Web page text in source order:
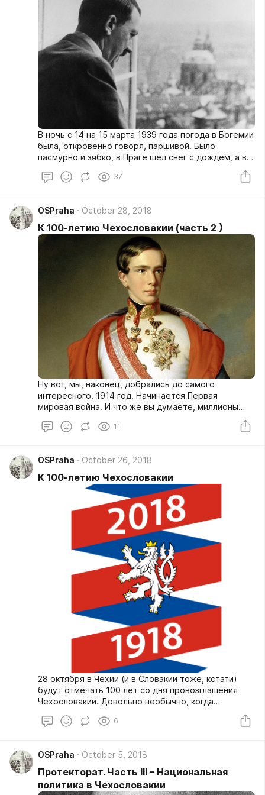
В ночь с 14 на 15 марта 1939 года погода в Богемии
была, откровенно говоря, паршивой. Было
пасмурно и зябко, в Праге шёл снег с дождём, а в
горах снег вообще валил так, словно бы и не было
никакой весны. 350 тысячам немецких солдат и
километров на автомобилях, мотоциклах и танках,
чтобы занять территорию „уродливого детища
Версальского договора“, оставшуюся после того,
как, как Рейх откусил от него Судеты, а поляки –
Тешинскую область,
37
OSPraha October 28, 2018
К 100-летию Чехословакии (часть 2 )
Ну вот, мы, наконец, добрались до самого
интересного. 1914 год. Начинается Первая
мировая война. И что же вы думаете, миллионы
наконец, уж теперь-то проклятая Габсбургская
11
OSPraha October 26, 2018
К 100-летию Чехословакии
28 октября в Чехии (и в Словакии тоже, кстати)
будут отмечать 100 лет со дня провозглашения
Чехословакии. Довольно необычно, когда
которого уже 25 лет, как не существует, которое
принципе, могло и не возникнуть. Тем не менее,
празднуют. Почему? А вот почему – для этих
народов появление в 1918 году Чехословакии
означает воссоздание (а для словаков – так и
6
OSPraha October 5, 2018
Протекторат. Часть III – Национальная
политика в Чехословакии